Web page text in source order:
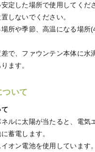
定した場所で使用してくだ
しないでください。
場所や季節、高温になる場
差で、ファウンテン本体に水
ます。
ついて
ネルに太陽が当たると、電気
蓄電します。
オン電池を使用しています。